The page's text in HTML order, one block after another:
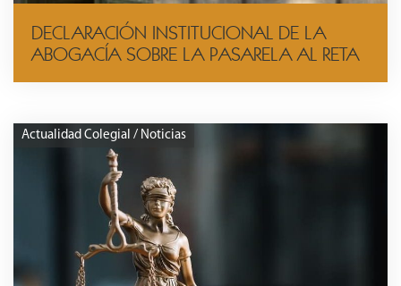
DECLARACIÓN INSTITUCIONAL DE LA
ABOGACÍA SOBRE LA PASARELA AL RETA
Actualidad Colegial / Noticias